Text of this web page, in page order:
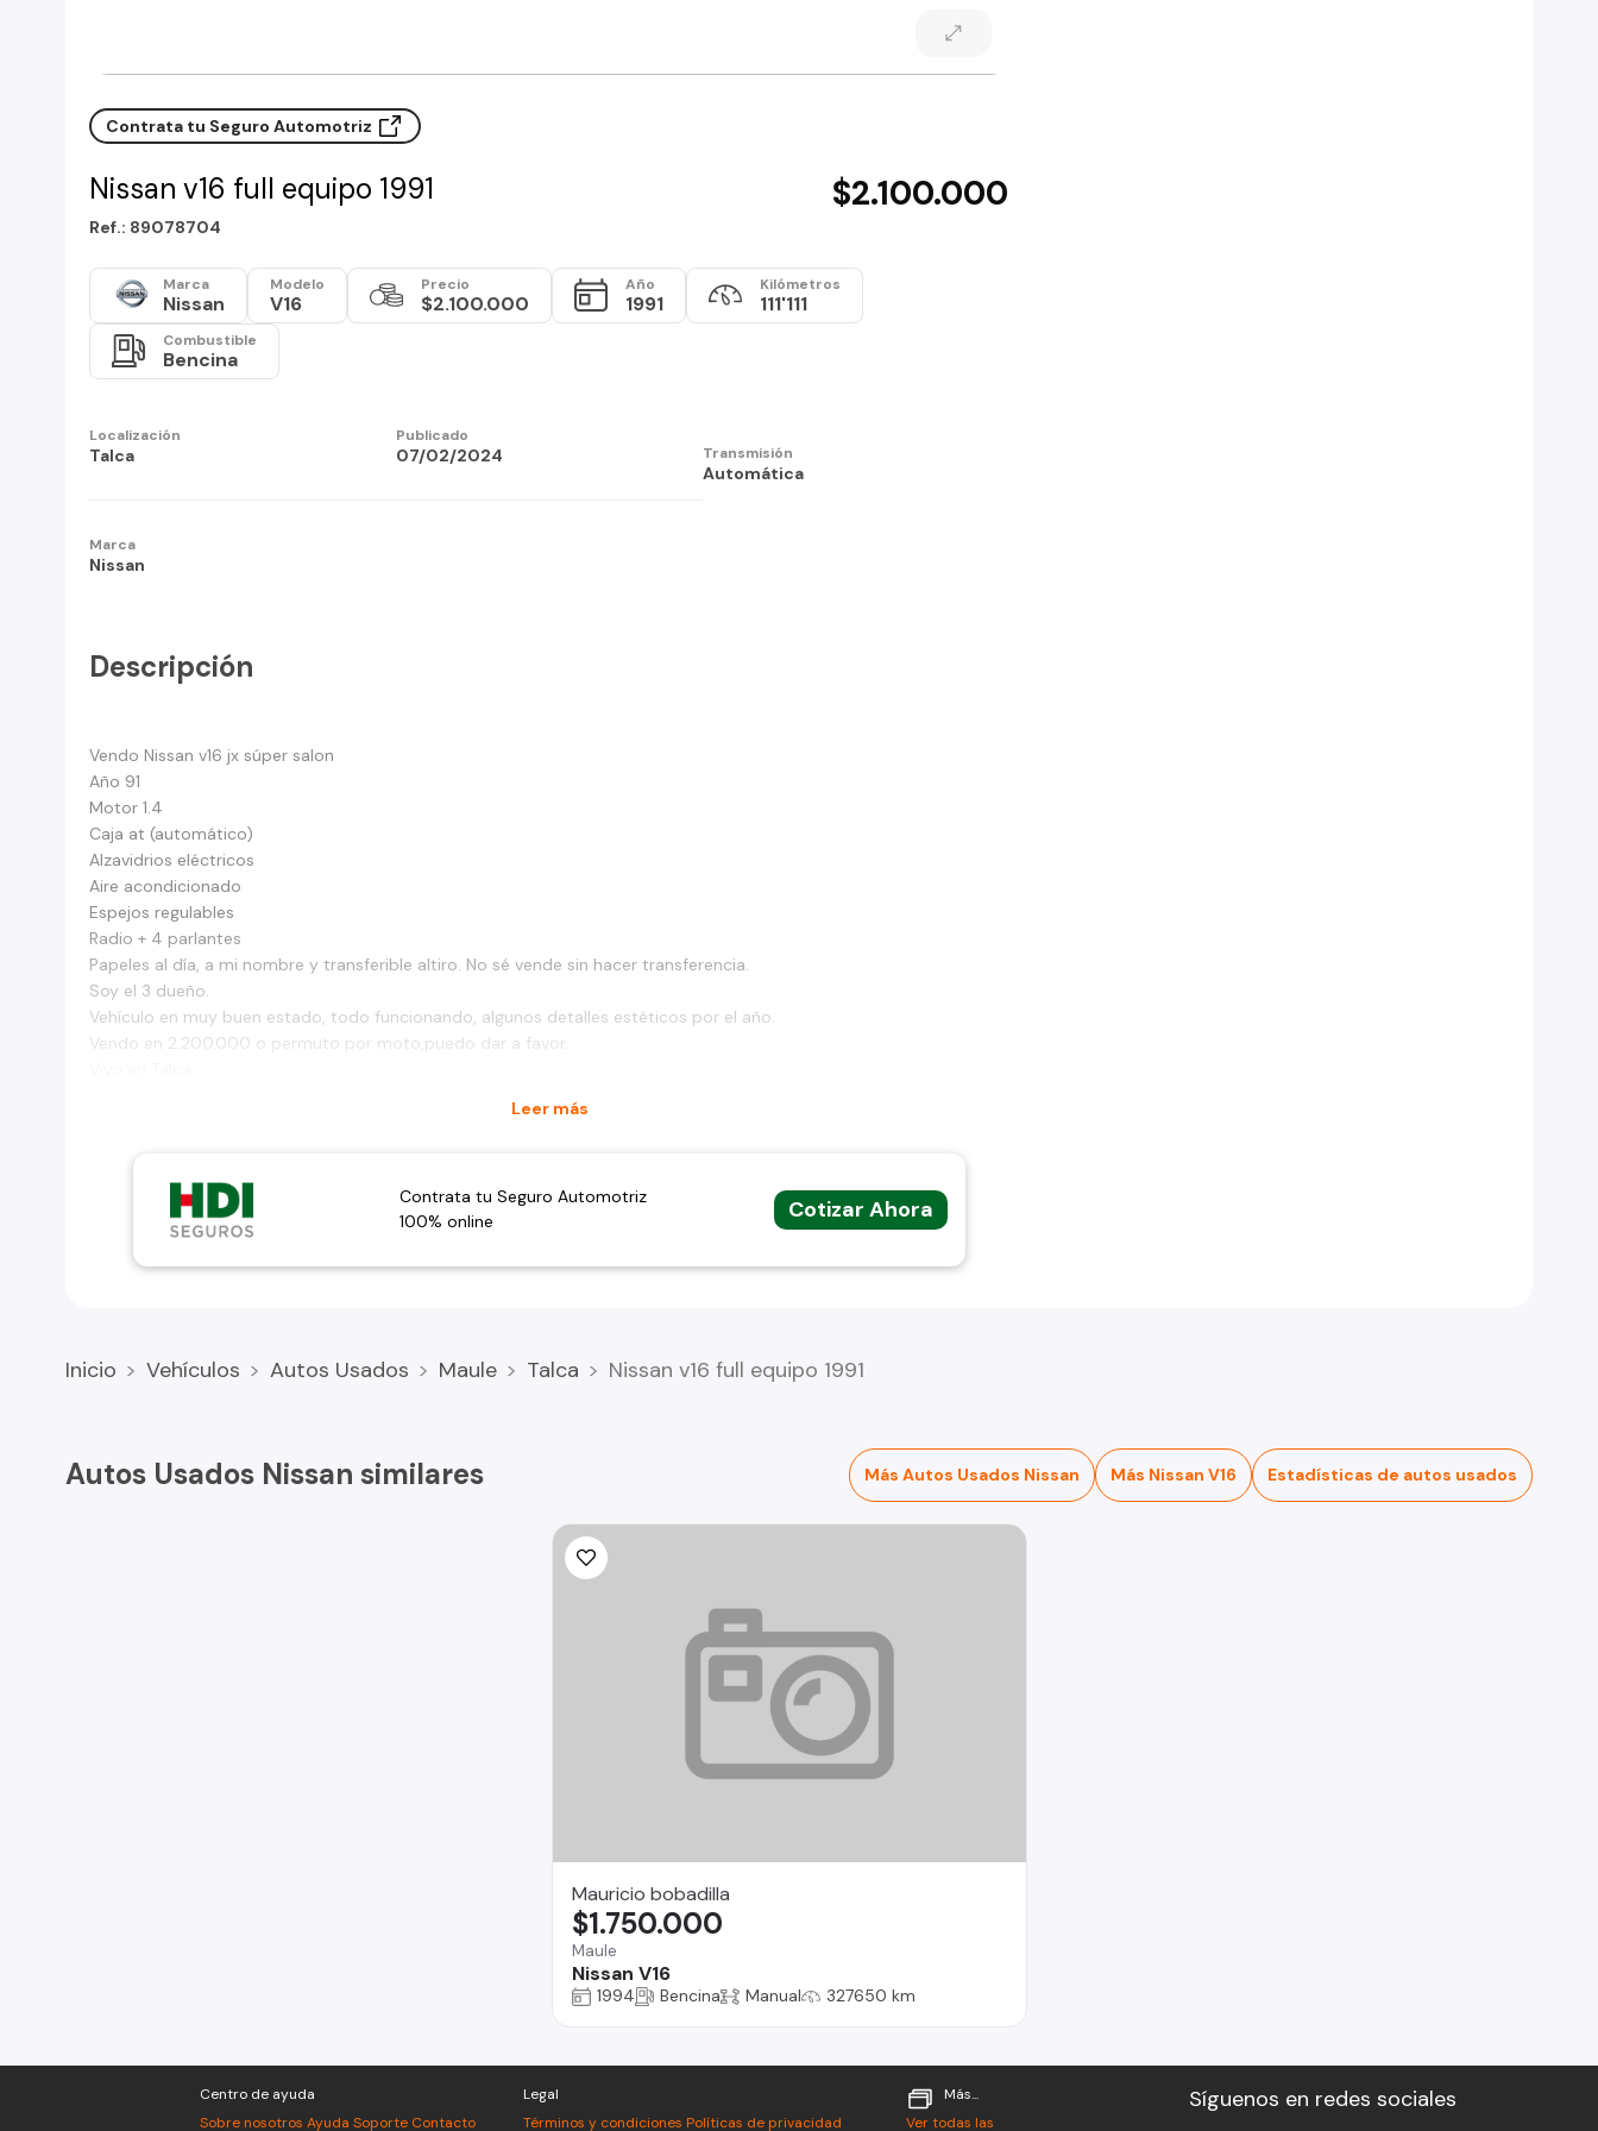
Contrata tu Seguro Automotriz
Nissan v16 full equipo 1991 $2.100.000
Ref.: 89078704
Marca
Nissan
Modelo
V16
Precio
$2.100.000
Año
1991
Kilómetros
111'111
Combustible
Bencina
Localización
Talca
Publicado
07/02/2024 Transmisión
Automática
Marca
Nissan
Descripción
Vendo Nissan v16 jx súper salon
Año 91
Motor 1.4
Caja at (automático)
Alzavidrios eléctricos
Aire acondicionado
Espejos regulables
Radio + 4 parlantes
Papeles al día, a mi nombre y transferible altiro. No sé vende sin hacer transferencia.
Soy el 3 dueño.
Vehículo en muy buen estado, todo funcionando, algunos detalles estéticos por el año.
Vendo en 2.200.000 o permuto por moto,puedo dar a favor.
Leer más
Contrata tu Seguro Automotriz
100% online
Cotizar Ahora
Inicio Vehículos Autos Usados Maule Talca Nissan v16 full equipo 1991
Autos Usados Nissan similares Más Autos Usados Nissan Más Nissan V16 Estadísticas de autos usados
Mauricio bobadilla
Maule
Nissan V16
$1.750.000
1994 Bencina Manual 327650 km
Centro de ayuda
Sobre nosotros Ayuda Soporte Contacto
Legal
Términos y condiciones Políticas de privacidad
Más...
Ver todas las
Síguenos en redes sociales